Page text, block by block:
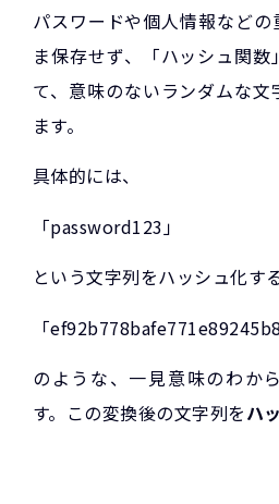
パスワードや個人情報など
ま保存せず、「ハッシュ関
て、意味のないランダムな
ます。
具体的には、
「password123」
という文字列をハッシュ化する
「
のような、一見意味のわか
す。この変換後の文字列をハ